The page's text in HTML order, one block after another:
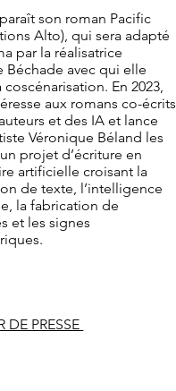
son roman Pacific
Alto), qui sera adapté
par la réalisatrice
Béchade avec qui elle
coscénarisation. En 2023,
aux romans co-écrits
et des IA et lance
Véronique Béland les
projet d’écriture en
artificielle croisant la
de texte, l’intelligence
la fabrication de
et les signes
DE PRESSE